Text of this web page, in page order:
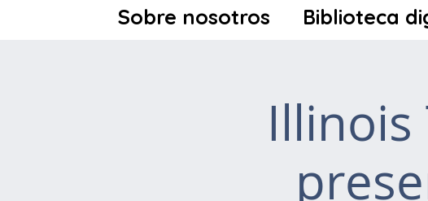
Sobre nosotros Biblioteca
Illinois